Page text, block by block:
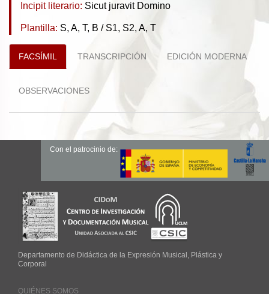
Incipit literario: Sicut juravit Domino
Plantilla: S, A, T, B / S1, S2, A, T
FACSÍMIL TRANSCRIPCIÓN EDICIÓN MODERNA
OBSERVACIONES
Departamento de Didáctica de la Expresión Musical, Plástica y
Corporal
QUIÉNES SOMOS
Con el patrocinio de: